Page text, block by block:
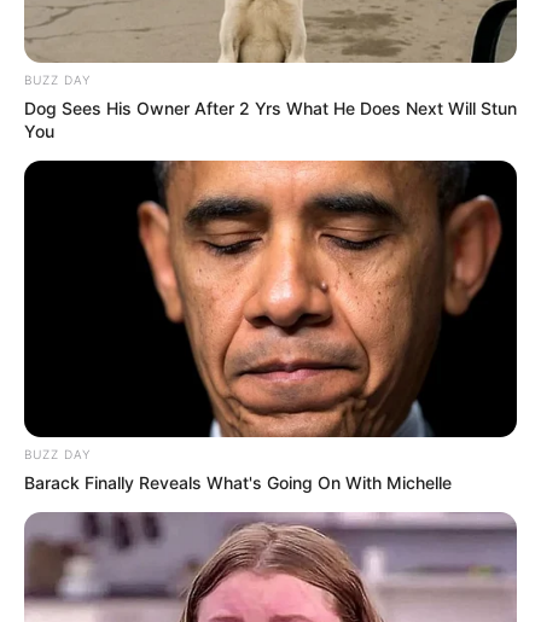
Ambyar! 10 Kalimat Baper
Pakai Bahasa Jawa Ini Bikin
Galau Abis
Fail! 10 Potret Makanan Gagal
Dimasak yang Bikin Kamu
10 Pose Manekin Anti
Mainstream yang Konyol
BUZZ DAY
Dog Sees His Owner After 2 Yrs What He Does Next Will Stun
You
BUZZ DAY
Barack Finally Reveals What's Going On With Michelle